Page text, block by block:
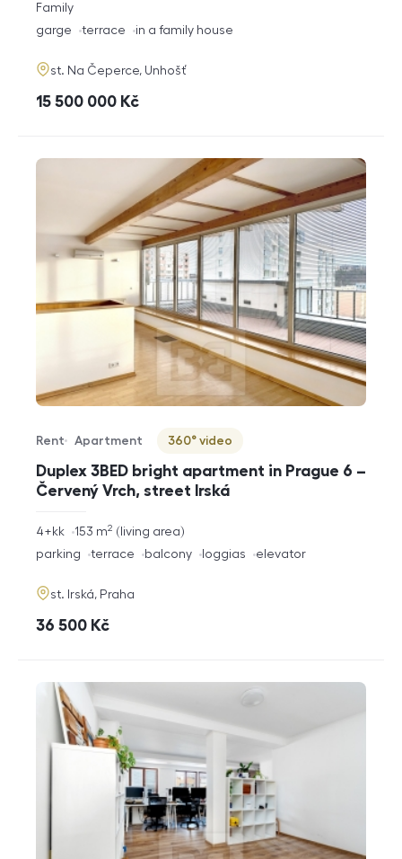
rozměry
disposition
Family
funkce
garge terrace in a family house
adresa
st. Na Čeperce, Unhošť
cena
15 500 000 Kč
Duplex 3BED bright apartment in Prague 6 –
Červený Vrch, street Irská
Offer type
Rent
Property type
Apartment
Virtuální prohlídka
360° video
rozměry
4+kk living area
153 m2
funkce
parking terrace balcony loggias elevator
adresa
st. Irská, Praha
cena
36 500 Kč